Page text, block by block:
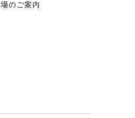
のご案内